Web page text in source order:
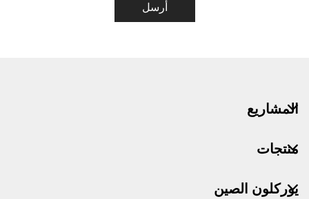
أرسل
المشاريع
منتجات
يوركلون الصين